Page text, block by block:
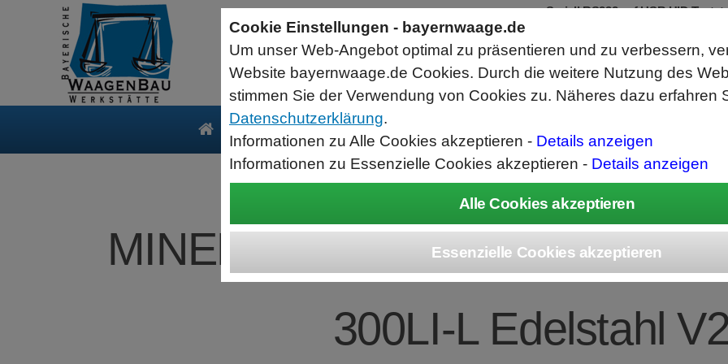
MINEBEA INTEC Combics
300LI-L Edelstahl
Produkte Service
Sartorius Feuchtebestimmer MA35
jetzt zum Aktionspreis
Der MA35 ist das Einsteigermodell zur schnellen und
zuverlässigen Bestimmung der Materialfeuchte flüssiger, pastöser
und fester Substanzen mit dem Verfahren der Thermogravimetrie.
Wägebereich: 35 g, Ablesbarkeit: 1 mg
Seriell RS232 auf USB HID
RS232 Daten in Computer
Funktioniert wie eine USB Tastatur,
Verwendet Standard USB Tastatur
Datenbearbeitung vor Ausgabe
Cookie Einstellungen - bayernwaage.de
Um unser Web-Angebot optimal zu präsentieren und zu verbessern,
Website bayernwaage.de Cookies. Durch die weitere Nutzung des
stimmen Sie der Verwendung von Cookies zu. Näheres dazu erfahren
Datenschutzerklärung.
Informationen zu Alle Cookies akzeptieren - Details anzeigen
Informationen zu Essenzielle Cookies akzeptieren - Details anzeigen